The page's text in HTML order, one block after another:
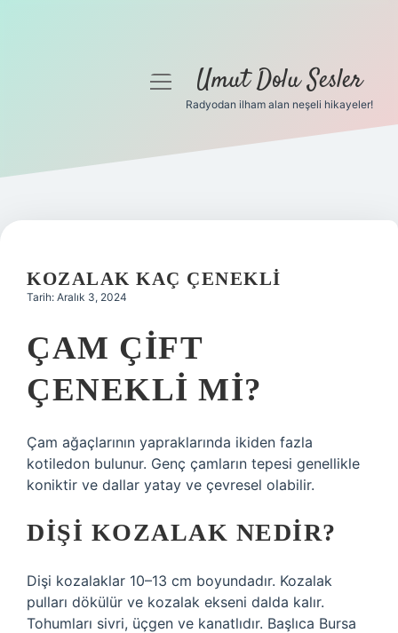
Gizlilik Politikası
Yasal Uyarı
menüyüUmut Dolu Sesler
Radyodan ilham alan neşeli hikayeler!
KOZALAK KAÇ ÇENEKLI
Tarih: Aralık 3, 2024
ÇAM ÇIFT
ÇENEKLI MI?
Çam ağaçlarının yapraklarında ikiden fazla
kotiledon bulunur. Genç çamların tepesi genellikle
koniktir ve dallar yatay ve çevresel olabilir.
DIŞI KOZALAK NEDIR?
Dişi kozalaklar 10–13 cm boyundadır. Kozalak
pulları dökülür ve kozalak ekseni dalda kalır.
Tohumları sivri, üçgen ve kanatlıdır. Başlıca Bursa